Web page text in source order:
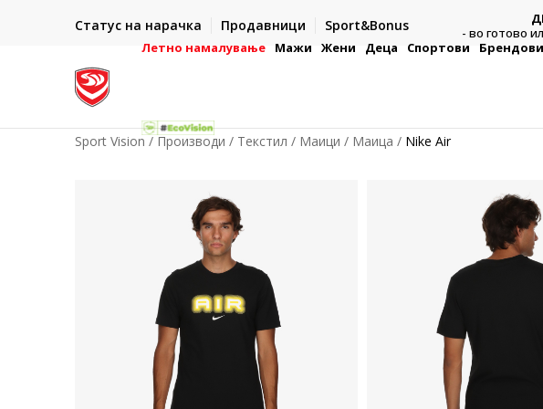
Статус на нарачка Продавници Sport&Bonus
- на сите нарачки во готово или со електронска платежна
- во готово
Летно намалување Мажи Жени Деца Спортови Брендови
Sport Vision Производи Текстил Маици Маица Nike Air